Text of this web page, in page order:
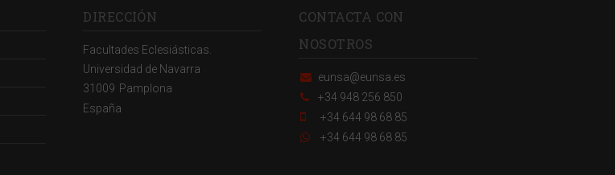
DIRECCIÓN
Facultades Eclesiásticas.
Universidad de Navarra
31009 Pamplona
España
CONTACTA CON
NOSOTROS
eunsa@eunsa.es
+34 948 256 850
+34 644 98 68 85
+34 644 98 68 85